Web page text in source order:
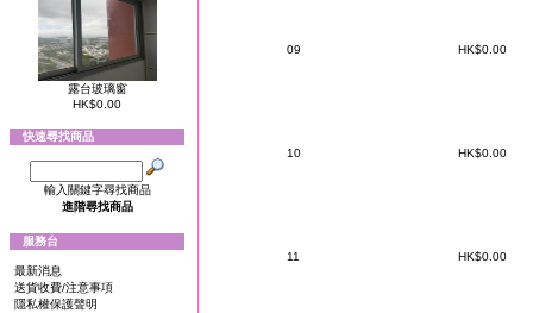
露台玻璃窗
HK$0.00
快速尋找商品
輸入關鍵字尋找商品
進階尋找商品
服務台
最新消息
送貨收費/注意事項
隱私權保護聲明
09 HK$0.00
10 HK$0.00
11 HK$0.00